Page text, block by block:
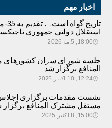
اخبار مهم
استقلال دولتی جمهوری
🕔18:00, 5.مه 2026
جلسه شورای سران
المنافع برگزار شد
🕔12:24, 10.اکتبر 2025
نشست مقدمات برگزاری
مستقل مشترک المنافع برگزار
🕔15:00, 8.اکتبر 2025